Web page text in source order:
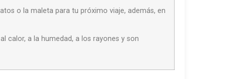
o la maleta para tu próximo viaje, además, en
calor, a la humedad, a los rayones y son